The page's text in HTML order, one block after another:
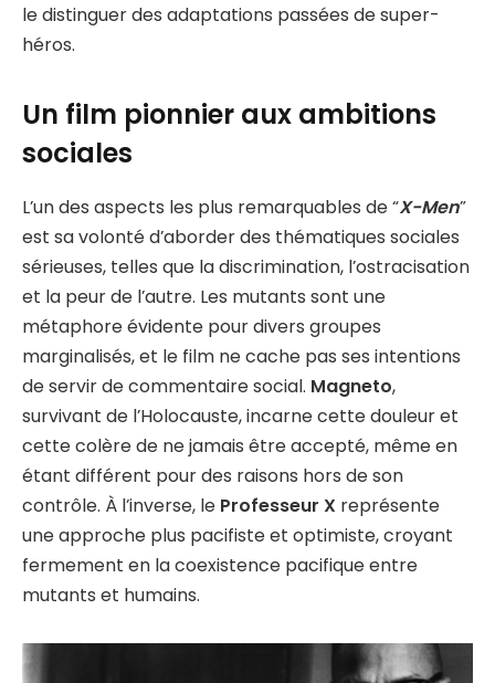
le distinguer des adaptations passées de super-
héros.
Un film pionnier aux ambitions
sociales
L’un des aspects les plus remarquables de “X-Men”
est sa volonté d’aborder des thématiques sociales
sérieuses, telles que la discrimination, l’ostracisation
et la peur de l’autre. Les mutants sont une
métaphore évidente pour divers groupes
marginalisés, et le film ne cache pas ses intentions
de servir de commentaire social. Magneto,
survivant de l’Holocauste, incarne cette douleur et
cette colère de ne jamais être accepté, même en
étant différent pour des raisons hors de son
contrôle. À l’inverse, le Professeur X représente
une approche plus pacifiste et optimiste, croyant
fermement en la coexistence pacifique entre
mutants et humains.